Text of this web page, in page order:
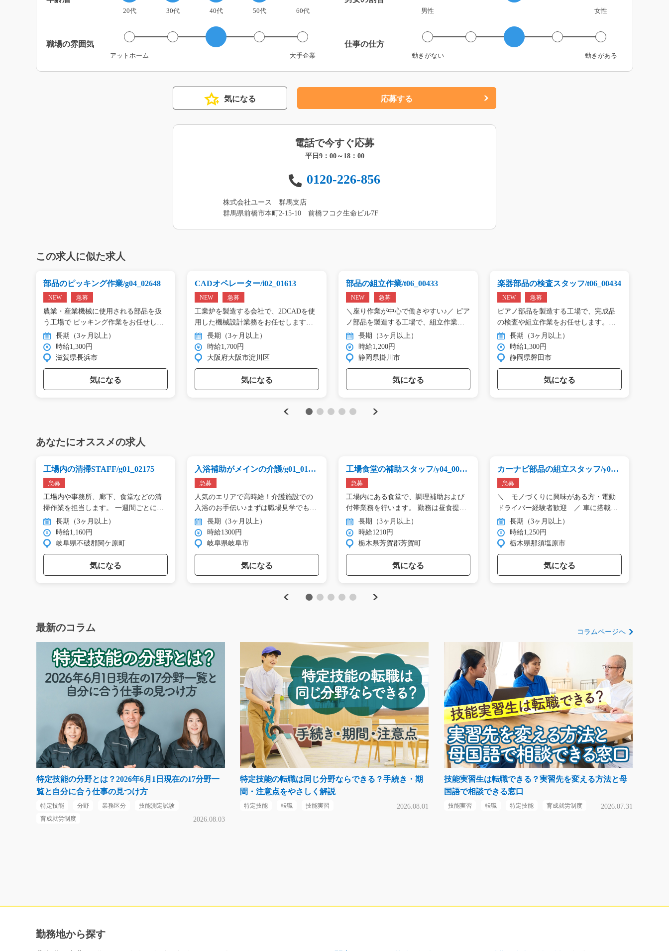
20代 30代 40代 50代 60代 男性 女性
職場の雰囲気
アットホーム 大手企業
仕事の仕方
動きがない 動きがある
気になる 応募する
電話で今すぐ応募
平日9：00～18：00
0120-226-856
株式会社ユース 群馬支店
群馬県前橋市本町2-15-10 前橋フコク生命ビル7F
この求人に似た求人
Previous
部品のピッキング作業/g04_02648
NEW 急募
農業・産業機械に使用される部品を扱
う工場で ピッキング作業をお任せし
ま… 長期（3ヶ月以上）
時給1,300円
滋賀県長浜市
気になる
CADオペレーター/i02_01613
NEW 急募
工業炉を製造する会社で、2DCADを使
用した機械設計業務をお任せします。
…
長期（3ヶ月以上）
時給1,700円
大阪府大阪市淀川区
気になる
部品の組立作業/t06_00433
NEW 急募
＼座り作業が中心で働きやすい♪／ ピア
ノ部品を製造する工場で、組立作業…
長期（3ヶ月以上）
時給1,200円
静岡県掛川市
気になる
楽器部品の検査スタッフ/t06_00434
NEW 急募
ピアノ部品を製造する工場で、完成品
の検査や組立作業をお任せします。
目… 長期（3ヶ月以上）
時給1,300円
静岡県磐田市
気になる
Next
あなたにオススメの求人
Previous
工場内の清掃STAFF/g01_02175
急募
工場内や事務所、廊下、食堂などの清
掃作業を担当します。 一週間ごとに
分… 長期（3ヶ月以上）
時給1,160円
岐阜県不破郡関ケ原町
気になる
入浴補助がメインの介護/g01_0171
9急募
人気のエリアで高時給！介護施設での
入浴のお手伝い♪まずは職場見学でも
♪…
長期（3ヶ月以上）
時給1300円
岐阜県岐阜市
気になる
工場食堂の補助スタッフ/y04_0060
4急募
工場内にある食堂で、調理補助および
付帯業務を行います。 勤務は昼食提
供… 長期（3ヶ月以上）
時給1210円
栃木県芳賀郡芳賀町
気になる
カーナビ部品の組立スタッフ/y04_
00694
急募
＼ モノづくりに興味がある方・電動
ドライバー経験者歓迎 ／ 車に搭載
さ… 長期（3ヶ月以上）
時給1,250円
栃木県那須塩原市
気になる
Next
最新のコラム コラムページへ
特定技能の分野とは？2026年6月1日現在の17分野一
覧と自分に合う仕事の見つけ方
特定技能 分野 業務区分
技能測定試験
育成就労制度
2026.08.03
特定技能の転職は同じ分野ならできる？手続き・期
間・注意点をやさしく解説
特定技能 転職 技能実習 2026.08.01
技能実習生は転職できる？実習先を変える方法と母
国語で相談できる窓口
技能実習 転職 特定技能 育成就労制度 2026.07.31
勤務地から探す